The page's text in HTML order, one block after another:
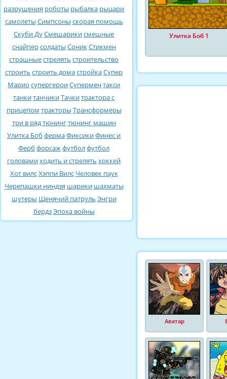
разрушения роботы рыбалка рыцари
самолеты Симпсоны скорая помощь
Скуби ДуСмешарикисмешные
снайперсолдаты СоникСтикмен
страшныестрелять строительство
строить строить домастройкаСупер
Марио супергероиСуперментакси
танкитанчикиТачкитрактора с
прицепом тракторы Трансформеры
три в рядтюнингтюнинг машин
Улитка Боб фермаФиксикиФинес и
Ферб форсажфутболфутбол
головамиходить и стрелять хоккей
Хот вилсХэппи Вилс Человек паук
Черепашки ниндзя шарики шахматы
шутеры Щенячий патруль Энгри
бердзЭпоха войны
Улитка Боб 1
Аватар